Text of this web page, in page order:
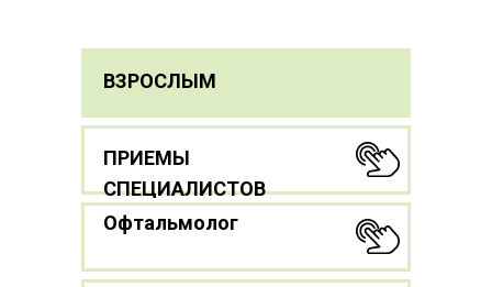
ВЗРОСЛЫМ
ПРИЕМЫ
СПЕЦИАЛИСТОВ
Офтальмолог